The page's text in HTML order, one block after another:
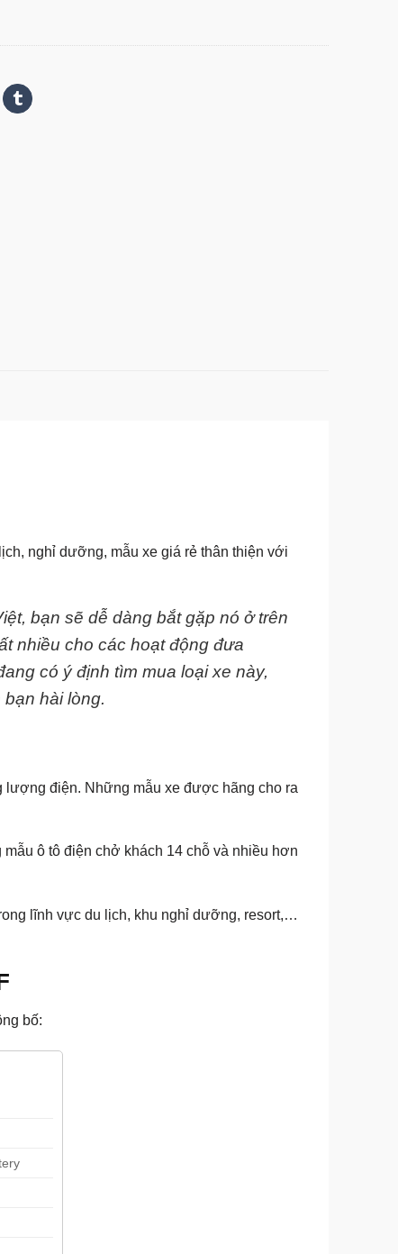
nghỉ dưỡng, mẫu xe giá rẻ thân thiện với
bạn sẽ dễ dàng bắt gặp nó ở trên
nhiều cho các hoạt động đưa
có ý định tìm mua loại xe này,
hài lòng.
lượng điện. Những mẫu xe được hãng cho ra
mẫu ô tô điện chở khách 14 chỗ và nhiều hơn
lĩnh vực du lịch, khu nghỉ dưỡng, resort,…
bố: